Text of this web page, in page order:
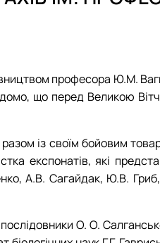
комплексу"
пожеж
за даними ЗМІ
професора Ю.М.
що перед Великою
із своїм бойовим
експонатів, які
А.В. Сагайдак, Ю.В.
О. О.